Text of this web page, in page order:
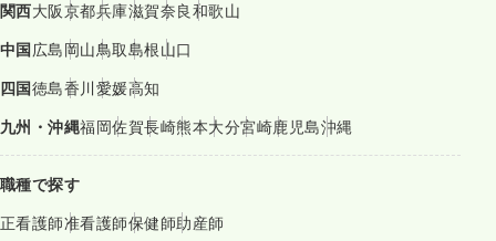
関西大阪京都兵庫滋賀奈良和歌山
中国広島岡山鳥取島根山口
四国徳島香川愛媛高知
九州・沖縄福岡佐賀長崎熊本大分宮崎鹿児島沖縄
職種で探す
正看護師准看護師保健師助産師